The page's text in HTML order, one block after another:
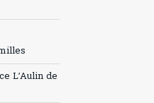
L’Aulin de